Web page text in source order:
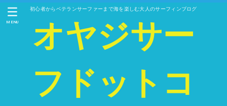
初心者からベテランサーファーまで海を楽しむ大人のサーフィンブログ
オヤジサー
フドットコ
MENU